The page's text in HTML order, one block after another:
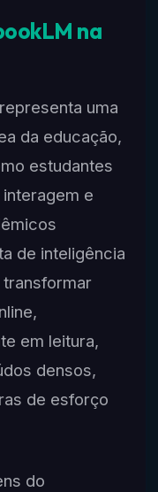
na
uma
da educação,
estudantes
e
de inteligência
em leitura,
densos,
de esforço
do